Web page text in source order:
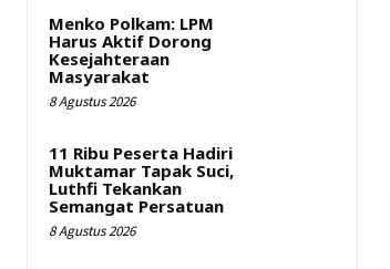
Menko Polkam: LPM
Harus Aktif Dorong
Kesejahteraan
Masyarakat
8 Agustus 2026
11 Ribu Peserta Hadiri
Muktamar Tapak Suci,
Luthfi Tekankan
Semangat Persatuan
8 Agustus 2026